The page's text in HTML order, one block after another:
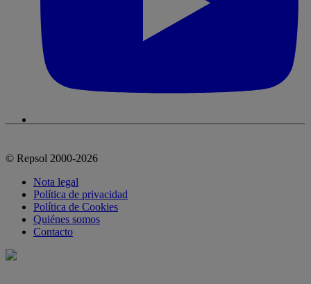
© Repsol 2000-2026
Nota legal
Política de privacidad
Política de Cookies
Quiénes somos
Contacto